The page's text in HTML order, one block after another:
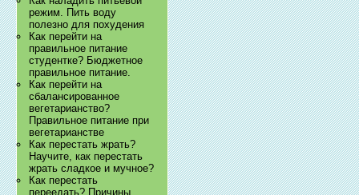
режим. Пить воду
полезно для похудения
Как перейти на
правильное питание
студентке? Бюджетное
правильное питание.
Как перейти на
сбалансированное
вегетарианство?
Правильное питание при
вегетарианстве
Как перестать жрать?
Научите, как перестать
жрать сладкое и мучное?
Как перестать
переедать? Причины